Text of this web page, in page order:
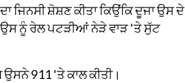
ਜਿਨਸੀ ਸ਼ੋਸ਼ਣ ਕੀਤਾ ਕਿਉਂਕਿ ਦੂਜਾ ਉਸ ਦੇ
ਨੂੰ ਰੇਲ ਪਟੜੀਆਂ ਨੇੜੇ ਵਾੜ ‘ਤੇ ਸੁੱਟ
911 ‘ਤੇ ਕਾਲ ਕੀਤੀ।